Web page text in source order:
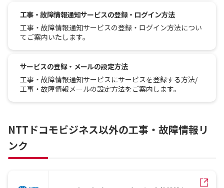
工事・故障情報通知サービスの登録・ログイン方法
工事・故障情報通知サービスの登録・ログイン方法につい
てご案内いたします。
サービスの登録・メールの設定方法
工事・故障情報通知サービスにサービスを登録する方法/
工事・故障情報メールの設定方法をご案内します。
NTTドコモビジネス以外の工事・故障情報リ
ンク